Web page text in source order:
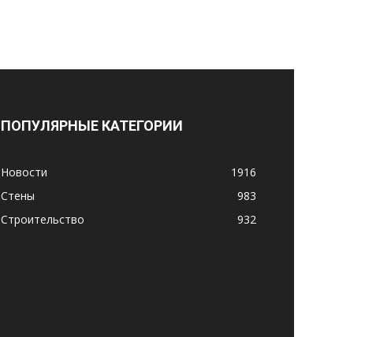
ПОПУЛЯРНЫЕ КАТЕГОРИИ
Новости
1916
Стены
983
Строительство
932